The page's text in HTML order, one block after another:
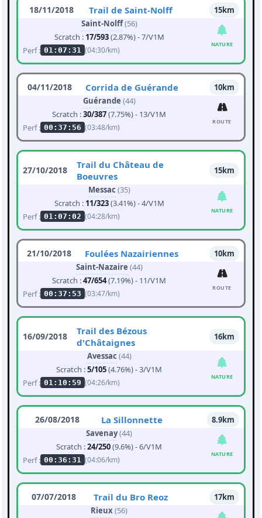
18/11/2018 Trail de Saint-Nolff
15km
Saint-Nolff(56)
Scratch : 17/593(2.87%) - 7/V1M
Perf : 01:07:31 (04:30/km)
NATURE
04/11/2018 Corrida de Guérande
10km
Guérande (44)
Scratch :30/387(7.75%) - 13/V1M
Perf : 00:37:56 (03:48/km)
ROUTE
27/10/2018
Trail du Château de
Boeuvres
15km
Messac (35)
Scratch : 11/323(3.41%) - 4/V1M
Perf : 01:07:02 (04:28/km)
NATURE
21/10/2018 Foulées Nazairiennes
10km
Saint-Nazaire (44)
Scratch :47/654(7.19%) - 11/V1M
Perf : 00:37:53 (03:47/km)
ROUTE
16/09/2018
Trail des Bézous
d'Châtaignes
16km
Avessac (44)
Scratch :5/105(4.76%) - 3/V1M
Perf : 01:10:59 (04:26/km)
NATURE
26/08/2018 La Sillonnette
8.9km
Savenay(44)
Scratch :24/250(9.6%) - 6/V1M
Perf : 00:36:31 (04:06/km)
NATURE
07/07/2018 Trail du Bro Reoz
17km
Rieux(56)